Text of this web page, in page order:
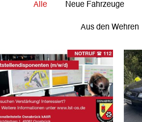
Alle Neue Fahrzeuge
Aus den Wehren